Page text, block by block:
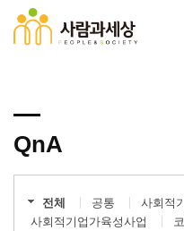
QnA
전체 공통 사회적
사회적기업가육성사업